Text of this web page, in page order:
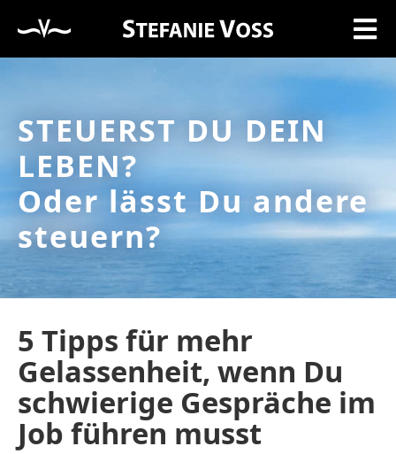
STEUERST DU DEIN
LEBEN?
Oder lässt Du andere
steuern?
5 Tipps für mehr
Gelassenheit, wenn Du
schwierige Gespräche im
Job führen musst